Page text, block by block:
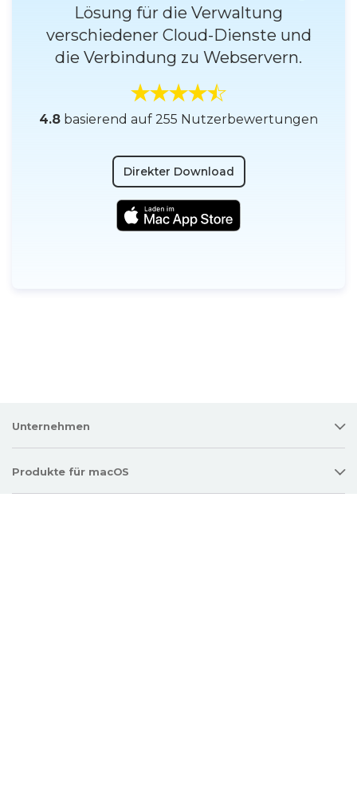
Lösung für die Verwaltung
verschiedener Cloud-Dienste und
die Verbindung zu Webservern.
4.8 basierend auf 255 Nutzerbewertungen
Direkter Download
Unternehmen
Produkte für macOS